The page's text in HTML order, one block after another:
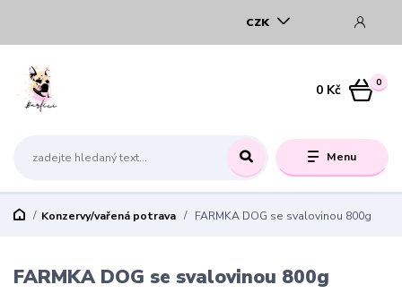
Menu
CZK
0
0 Kč
Konzervy/vařená potrava FARMKA DOG se svalovinou 800g
FARMKA DOG se svalovinou 800g